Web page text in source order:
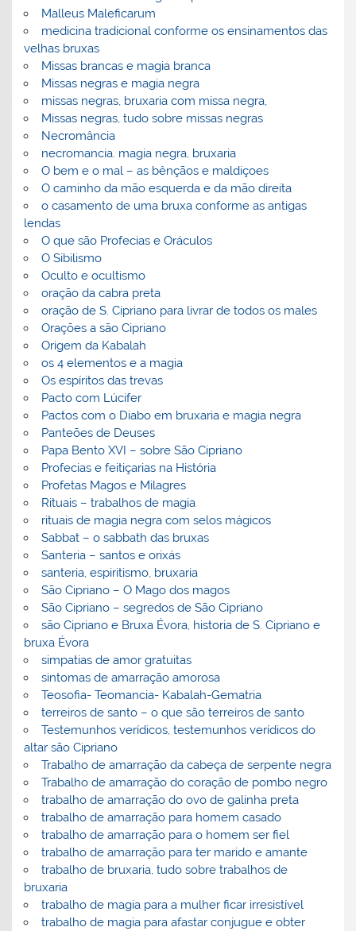
Malleus Maleficarum
medicina tradicional conforme os ensinamentos das
velhas bruxas
Missas brancas e magia branca
Missas negras e magia negra
missas negras, bruxaria com missa negra,
Missas negras, tudo sobre missas negras
Necromância
necromancia. magia negra, bruxaria
O bem e o mal – as bênçãos e maldiçoes
O caminho da mão esquerda e da mão direita
o casamento de uma bruxa conforme as antigas
lendas
O que são Profecias e Oráculos
O Sibilismo
Oculto e ocultismo
oração da cabra preta
oração de S. Cipriano para livrar de todos os males
Orações a são Cipriano
Origem da Kabalah
os 4 elementos e a magia
Os espíritos das trevas
Pacto com Lúcifer
Pactos com o Diabo em bruxaria e magia negra
Panteões de Deuses
Papa Bento XVI – sobre São Cipriano
Profecias e feitiçarias na História
Profetas Magos e Milagres
Rituais – trabalhos de magia
rituais de magia negra com selos mágicos
Sabbat – o sabbath das bruxas
Santeria – santos e orixás
santeria, espiritismo, bruxaria
São Cipriano – O Mago dos magos
São Cipriano – segredos de São Cipriano
são Cipriano e Bruxa Évora, historia de S. Cipriano e
bruxa Évora
simpatias de amor gratuitas
sintomas de amarração amorosa
Teosofia- Teomancia- Kabalah-Gematria
terreiros de santo – o que são terreiros de santo
Testemunhos verídicos, testemunhos verídicos do
altar são Cipriano
Trabalho de amarração da cabeça de serpente negra
Trabalho de amarração do coração de pombo negro
trabalho de amarração do ovo de galinha preta
trabalho de amarração para homem casado
trabalho de amarração para o homem ser fiel
trabalho de amarração para ter marido e amante
trabalho de bruxaria, tudo sobre trabalhos de
bruxaria
trabalho de magia para a mulher ficar irresistível
trabalho de magia para afastar conjugue e obter